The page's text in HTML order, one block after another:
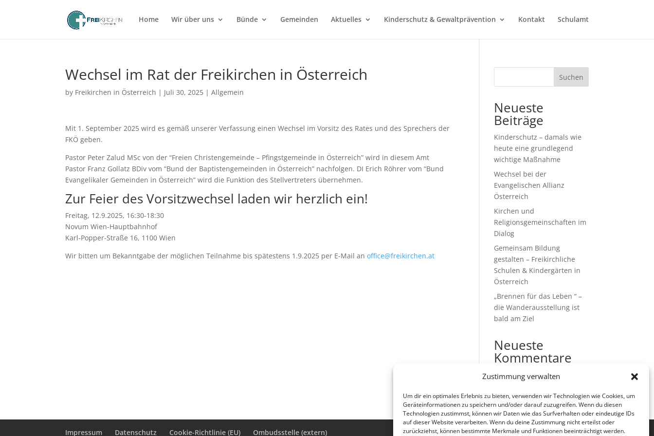
Zustimmung verwalten
Um dir ein optimales Erlebnis zu bieten, verwenden wir Technologien wie Cookies, um
Geräteinformationen zu speichern und/oder darauf zuzugreifen. Wenn du diesen
Technologien zustimmst, können wir Daten wie das Surfverhalten oder eindeutige IDs
auf dieser Website verarbeiten. Wenn du deine Zustimmung nicht erteilst oder
zurückziehst, können bestimmte Merkmale und Funktionen beeinträchtigt werden.
Home Wir über uns Bünde Gemeinden Aktuelles Kinderschutz & Gewaltprävention Kontakt Schulamt
Wechsel im Rat der Freikirchen in Österreich
by Freikirchen in Österreich | Juli 30, 2025 |Allgemein
Mit 1. September 2025 wird es gemäß unserer Verfassung einen Wechsel im Vorsitz des Rates und des Sprechers der
FKÖ geben.
Pastor Peter Zalud MSc von der “Freien Christengemeinde – Pfingstgemeinde in Österreich” wird in diesem Amt
Pastor Franz Gollatz BDiv vom “Bund der Baptistengemeinden in Österreich” nachfolgen. DI Erich Röhrer vom “Bund
Evangelikaler Gemeinden in Österreich” wird die Funktion des Stellvertreters übernehmen.
Zur Feier des Vorsitzwechsel laden wir herzlich ein!
Freitag, 12.9.2025, 16:30-18:30
Novum Wien-Hauptbahnhof
Karl-Popper-Straße 16, 1100 Wien
Wir bitten um Bekanntgabe der möglichen Teilnahme bis spätestens 1.9.2025 per E-Mail anoffice@freikirchen.at
Suchen
Neueste
Beiträge
Kinderschutz – damals wie
heute eine grundlegend
wichtige Maßnahme
Wechsel bei der
Evangelischen Allianz
Österreich
Kirchen und
Religionsgemeinschaften im
Dialog
Gemeinsam Bildung
gestalten – Freikirchliche
Schulen & Kindergärten in
Österreich
„Brennen für das Leben “ –
die Wanderausstellung ist
bald am Ziel
Neueste
Kommentare
Es sind keine Kommentare
Impressum Datenschutz Cookie-Richtlinie (EU) Ombudsstelle (extern)